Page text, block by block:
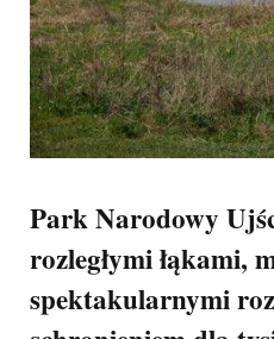
Park Narodowy
rozległymi łąkami,
spektakularnymi